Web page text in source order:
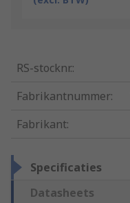
RS-stocknr.:
Fabrikantnummer:
Fabrikant:
Specificaties
Datasheets